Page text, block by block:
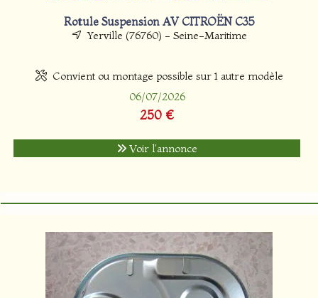
Rotule Suspension AV CITROËN C35
Yerville (76760) - Seine-Maritime
Convient ou montage possible sur 1 autre modèle
06/07/2026
250 €
Voir l'annonce